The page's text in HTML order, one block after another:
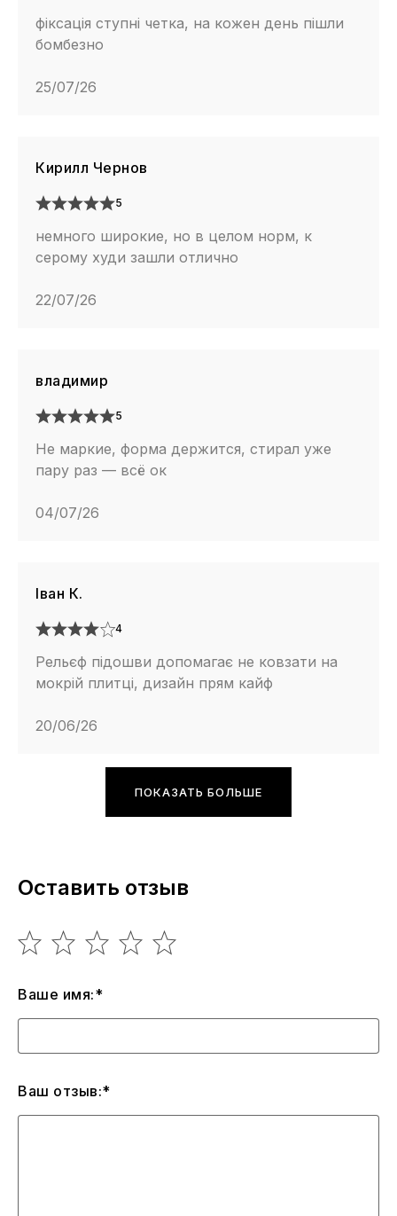
фіксація ступні четка, на кожен день пішли
бомбезно
25/07/26
Кирилл Чернов
5
немного широкие, но в целом норм, к
серому худи зашли отлично
22/07/26
владимир
5
Не маркие, форма держится, стирал уже
пару раз — всё ок
04/07/26
Іван К.
4
Рельєф підошви допомагає не ковзати на
мокрій плитці, дизайн прям кайф
20/06/26
ПОКАЗАТЬ БОЛЬШЕ
Оставить отзыв
Ваше имя:*
Ваш отзыв:*